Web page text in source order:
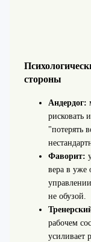
стороны
Андердог:
рисковать
"потерять
Фаворит:
вера в уже
не обузой.
рабочем
усиливает